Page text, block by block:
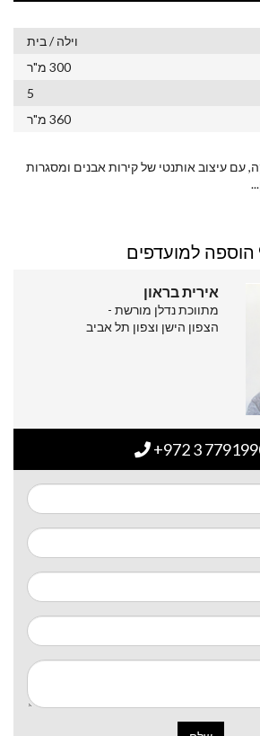
וילה / בית
300 מ"ר
5
360 מ"ר
עם עיצוב אותנטי של קירות אבנים ומסגרות
...
הוספה למועדפים
אירית בראון
מתווכת נדלן מורשת -
הצפון הישן וצפון תל אביב
+972 3